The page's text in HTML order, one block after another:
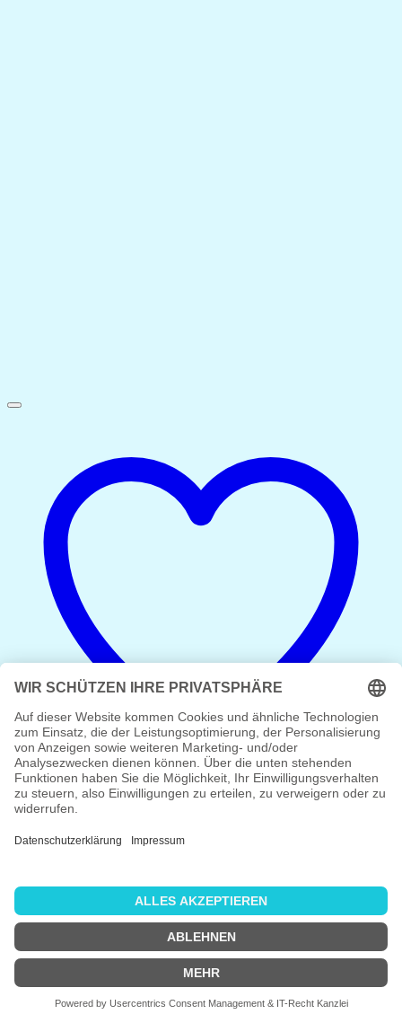
Add to wishlist
Plotterdatei Unter dem Meer
3,99€ –7,49€Preisspanne:
7,49 €
zzgl.